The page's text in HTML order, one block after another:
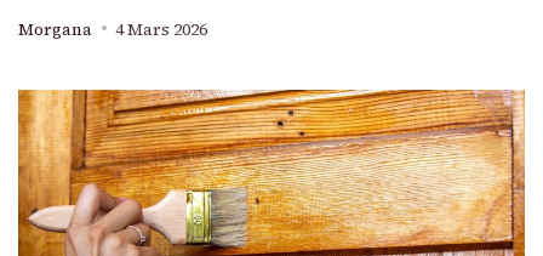
Morgana 4 Mars 2026